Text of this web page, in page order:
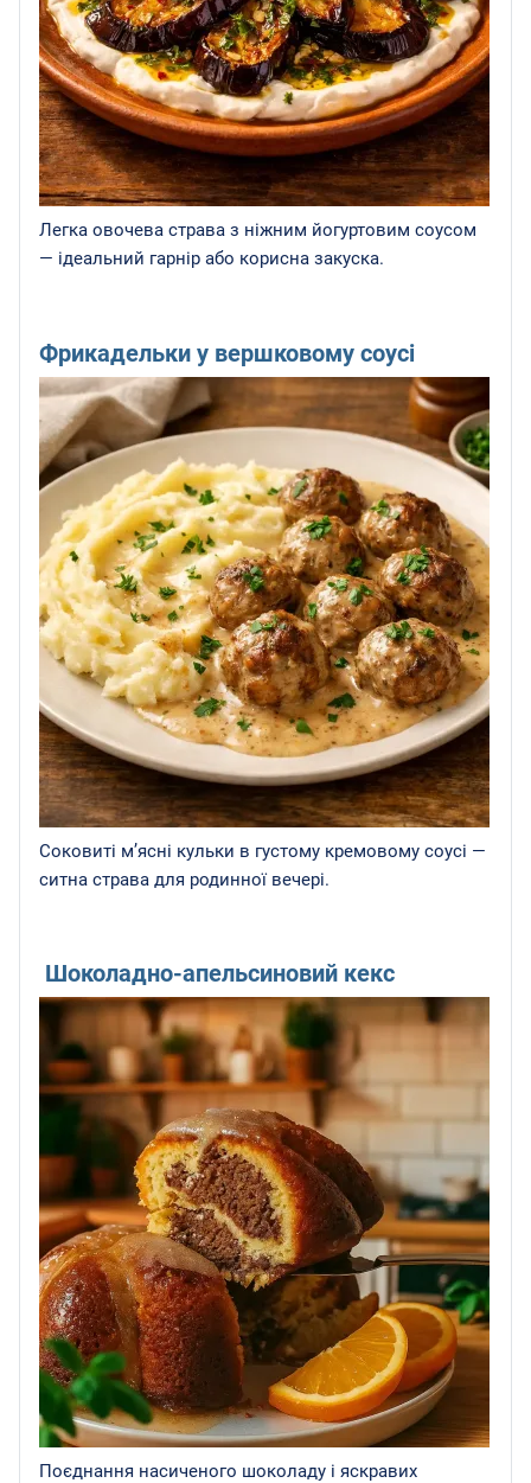
Легка овочева страва з ніжним йогуртовим соусом
— ідеальний гарнір або корисна закуска.
Фрикадельки у вершковому соусі
Соковиті м’ясні кульки в густому кремовому соусі —
ситна страва для родинної вечері.
Шоколадно-апельсиновий кекс
Поєднання насиченого шоколаду і яскравих